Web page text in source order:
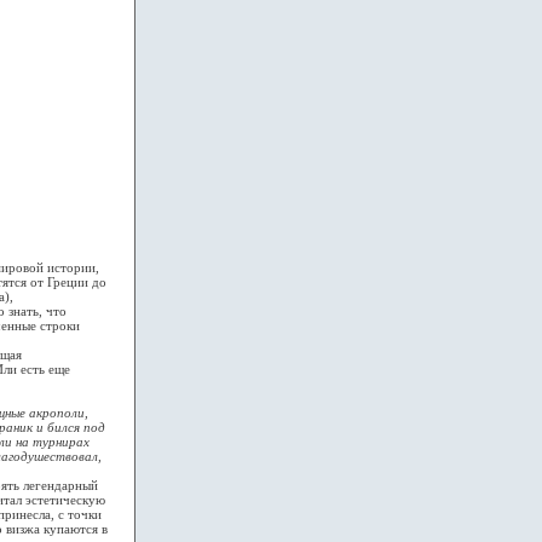
истории,
от Греции до
что
строки
есть еще
акрополи,
и бился под
на турнирах
легендарный
эстетическую
с точки
купаются в